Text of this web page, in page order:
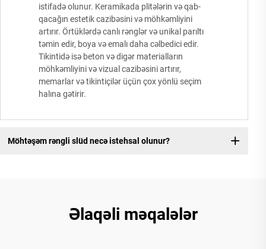
istifadə olunur. Keramikada plitələrin və qab-
qacağın estetik cazibəsini və möhkəmliyini
artırır. Örtüklərdə canlı rənglər və unikal parıltı
təmin edir, boya və emalı daha cəlbedici edir.
Tikintidə isə beton və digər materialların
möhkəmliyini və vizual cazibəsini artırır,
memarlar və tikintiçilər üçün çox yönlü seçim
halına gətirir.
Möhtəşəm rəngli slüd necə istehsal olunur?
Əlaqəli məqalələr